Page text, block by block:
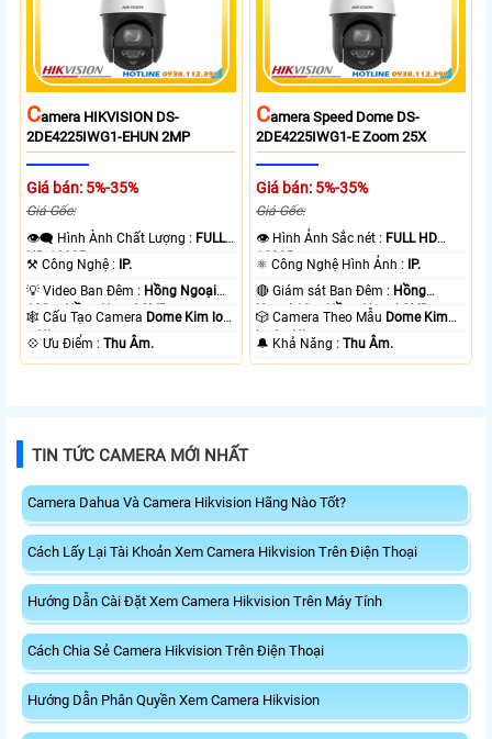
CAmera HIKVISION DS-
2DE4225IWG1-EHUN 2MP
Giá bán: 5%-35%
Giá Gốc:
👁️‍🗨 Hình Ành Chất Lượng : FULL
HD 1080P .
⚒ Công Nghệ : IP.
💡 Video Ban Đêm : Hồng Ngoại
100m Hồng Ngoại SMD.
🕸️ Cấu Tạo Camera Dome Kim loại
+ Nhựa.
️💠 Ưu Điểm :Thu Âm.
CAmera Speed Dome DS-
2DE4225IWG1-E Zoom 25X
Giá bán: 5%-35%
Giá Gốc:
👁 Hình Ảnh Sắc nét : FULL HD
1080P .
⚛️ Công Nghệ Hình Ảnh : IP.
🔴 Giám sát Ban Đêm : Hồng
Ngoại 10m Hồng Ngoại SMD.
🎲 Camera Theo Mẫu Dome Kim
loại + Nhựa.
️🔔 Khả Năng :Thu Âm.
TIN TỨC CAMERA MỚI NHẤT
Camera Dahua Và Camera Hikvision Hãng Nào Tốt?
Cách Lấy Lại Tài Khoản Xem Camera Hikvision Trên Điện Thoại
Hướng Dẫn Cài Đặt Xem Camera Hikvision Trên Máy Tính
Cách Chia Sẻ Camera Hikvision Trên Điện Thoại
Hướng Dẫn Phân Quyền Xem Camera Hikvision